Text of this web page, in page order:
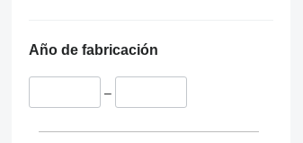
Año de fabricación
–